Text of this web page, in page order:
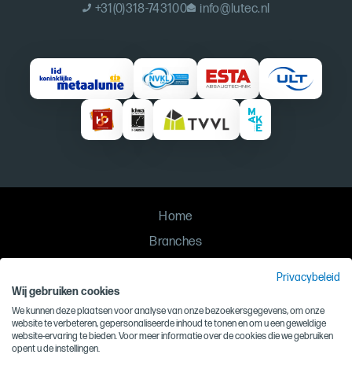
+31(0)318-743100 info@lutec.nl
Home
Branches
Privacy
Algemene voorwaarden
Privacybeleid
Wij gebruiken cookies
We kunnen deze plaatsen voor analyse van onze bezoekersgegevens, om onze
website te verbeteren, gepersonaliseerde inhoud te tonen en om u een geweldige
website-ervaring te bieden. Voor meer informatie over de cookies die we gebruiken
opent u de instellingen.